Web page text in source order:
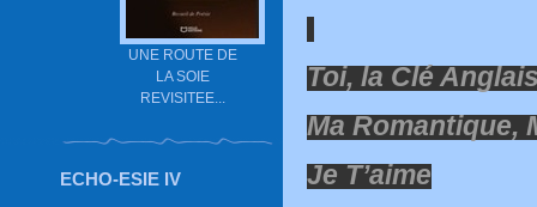
UNE ROUTE DE
LA SOIE
REVISITEE...
ECHO-ESIE IV
Toi, la Clé
Ma Romantique,
Je T’aime